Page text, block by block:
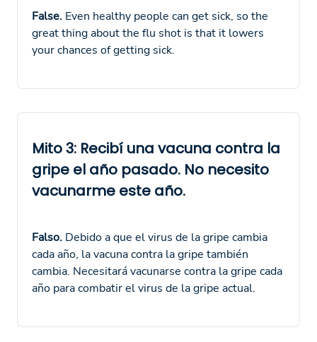
False. Even healthy people can get sick, so the
great thing about the flu shot is that it lowers
your chances of getting sick.
Mito 3: Recibí una vacuna contra la
gripe el año pasado. No necesito
vacunarme este año.
Falso. Debido a que el virus de la gripe cambia
cada año, la vacuna contra la gripe también
cambia. Necesitará vacunarse contra la gripe cada
año para combatir el virus de la gripe actual.